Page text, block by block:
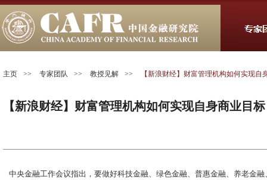
主页 >> 专家团队 >> 教授见解 >> 【新浪财经】财富管理机构如何实现自
【新浪财经】财富管理机构如何实现自身商业目
中央金融工作会议指出，要做好科技金融、绿色金融、普惠金融、养老金